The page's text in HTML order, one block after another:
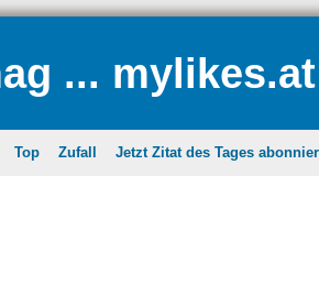
...
Top Zufall Jetzt Zitat des Tages